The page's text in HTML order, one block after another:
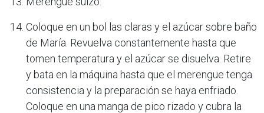
Coloque en un bol las claras y el azúcar sobre baño
de María. Revuelva constantemente hasta que
tomen temperatura y el azúcar se disuelva. Retire
y bata en la máquina hasta que el merengue tenga
consistencia y la preparación se haya enfriado.
Coloque en una manga de pico rizado y cubra la